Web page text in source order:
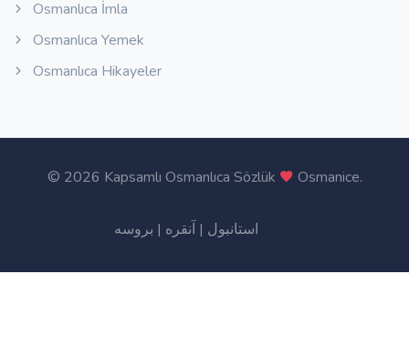
Osmanlıca İmla
Osmanlıca Yemek
Osmanlıca Hikayeler
© 2026 Kapsamlı Osmanlıca Sözlük Osmanice.
استانبول | آنقره | بروسه